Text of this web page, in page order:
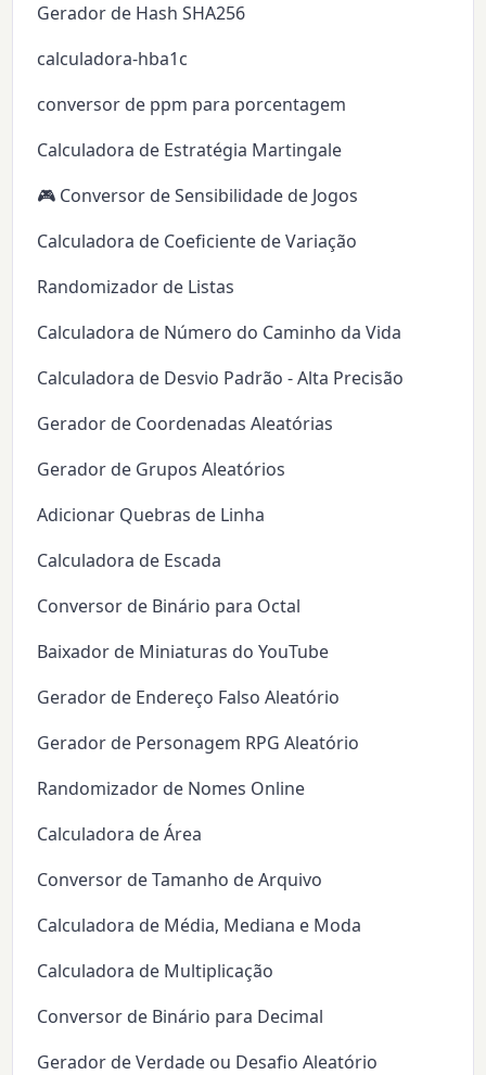
Gerador de Hash SHA256
calculadora-hba1c
conversor de ppm para porcentagem
Calculadora de Estratégia Martingale
🎮 Conversor de Sensibilidade de Jogos
Calculadora de Coeficiente de Variação
Randomizador de Listas
Calculadora de Número do Caminho da Vida
Calculadora de Desvio Padrão - Alta Precisão
Gerador de Coordenadas Aleatórias
Gerador de Grupos Aleatórios
Adicionar Quebras de Linha
Calculadora de Escada
Conversor de Binário para Octal
Baixador de Miniaturas do YouTube
Gerador de Endereço Falso Aleatório
Gerador de Personagem RPG Aleatório
Randomizador de Nomes Online
Calculadora de Área
Conversor de Tamanho de Arquivo
Calculadora de Média, Mediana e Moda
Calculadora de Multiplicação
Conversor de Binário para Decimal
Gerador de Verdade ou Desafio Aleatório